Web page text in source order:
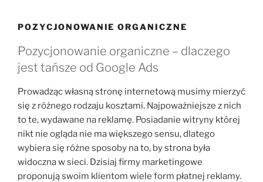
POZYCJONOWANIE ORGANICZNE
Pozycjonowanie organiczne – dlaczego
jest tańsze od Google Ads
Prowadząc własną stronę internetową musimy mierzyć
się z różnego rodzaju kosztami. Najpoważniejsze z nich
to te, wydawane na reklamę. Posiadanie witryny której
nikt nie ogląda nie ma większego sensu, dlatego
wybiera się różne sposoby na to, by strona była
widoczna w sieci. Dzisiaj firmy marketingowe
proponują swoim klientom wiele form płatnej reklamy.